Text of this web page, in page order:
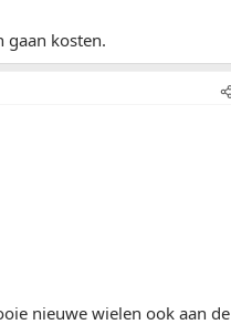
gaan kosten.
nieuwe wielen ook aan de